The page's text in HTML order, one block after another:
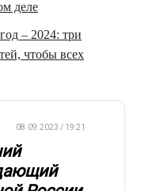
деле
– 2024: три
чтобы всех
08.09.2023 / 19:21